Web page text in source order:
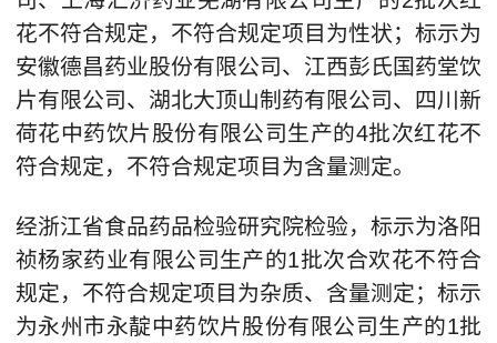
花不符合规定，不符合规定项目为性状；标示为
安徽德昌药业股份有限公司、江西彭氏国药堂饮
片有限公司、湖北大顶山制药有限公司、四川新
荷花中药饮片股份有限公司生产的4批次红花不
符合规定，不符合规定项目为含量测定。
经浙江省食品药品检验研究院检验，标示为洛阳
祯杨家药业有限公司生产的1批次合欢花不符合
规定，不符合规定项目为杂质、含量测定；标示
为永州市永靛中药饮片股份有限公司生产的1批